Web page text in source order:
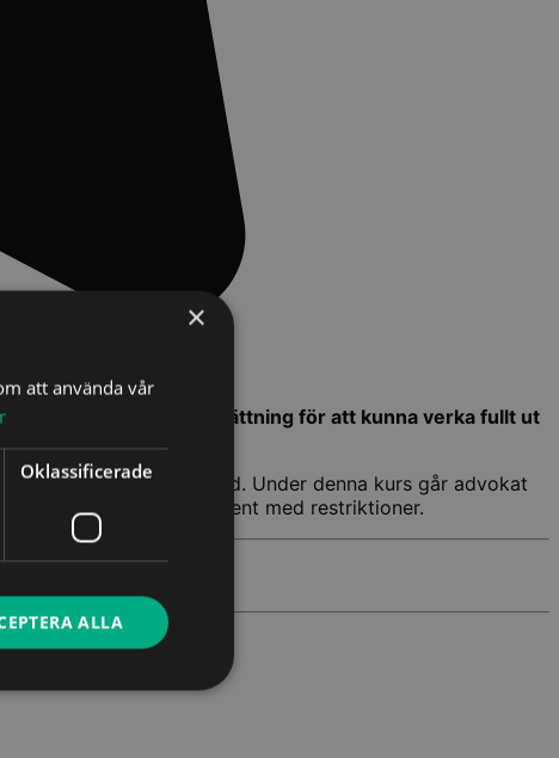
är en förutsättning för att kunna verka fullt ut
mot god advokatsed. Under denna kurs går advokat
en frihetsberövad klient med restriktioner.
×
att använda vår
Oklassificerade
ALLA